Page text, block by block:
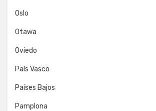
Oslo
Otawa
Oviedo
País Vasco
Países Bajos
Pamplona